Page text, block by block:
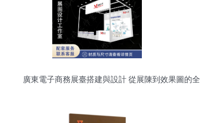
廣東電子商務展臺搭建與設計 從展陳到效果圖的全